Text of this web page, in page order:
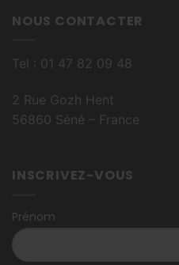
NOUS CONTACTER
Tel : 01 47 82 09 48
2 Rue Gozh Hent
56860 Séné – France
INSCRIVEZ-VOUS
Prénom